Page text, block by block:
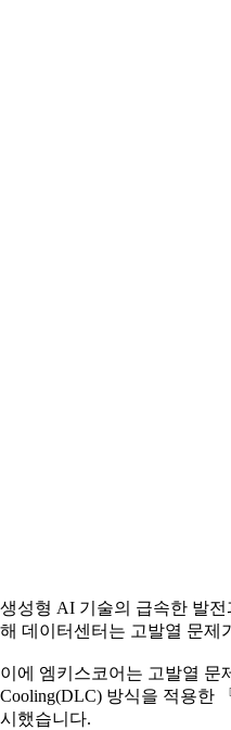
생성형 AI 기술의 급속한 발
해 데이터센터는 고발열 문제
이에 엠키스코어는 고발열 문
Cooling(DLC) 방식을 적용한
시했습니다.